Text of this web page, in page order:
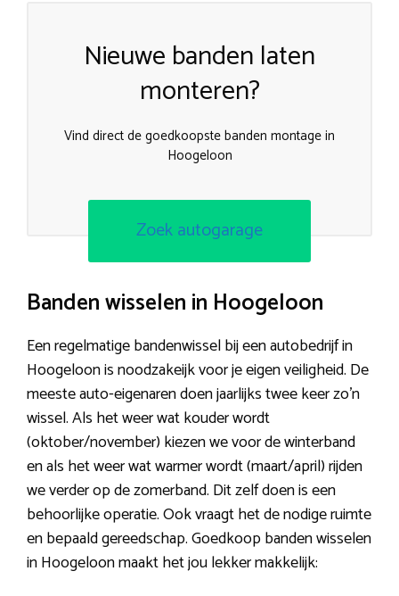
Nieuwe banden laten
monteren?
Vind direct de goedkoopste banden montage in
Hoogeloon
Zoek autogarage
Banden wisselen in Hoogeloon
Een regelmatige bandenwissel bij een autobedrijf in
Hoogeloon is noodzakeijk voor je eigen veiligheid. De
meeste auto-eigenaren doen jaarlijks twee keer zo’n
wissel. Als het weer wat kouder wordt
(oktober/november) kiezen we voor de winterband
en als het weer wat warmer wordt (maart/april) rijden
we verder op de zomerband. Dit zelf doen is een
behoorlijke operatie. Ook vraagt het de nodige ruimte
en bepaald gereedschap. Goedkoop banden wisselen
in Hoogeloon maakt het jou lekker makkelijk: